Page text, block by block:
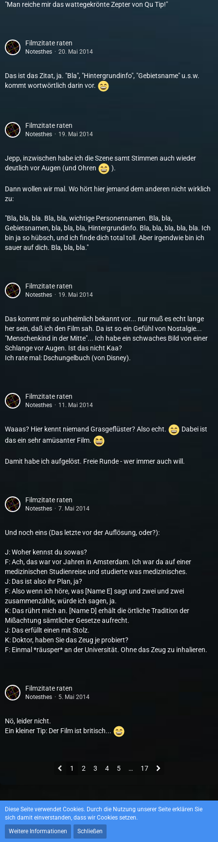
"Man reiche mir das wattegekrönte Zepter von Qu Tip!"
Filmzitate raten
Notesthes 20. Mai 2014
Das ist das Zitat, ja. "Bla", "Hintergrundinfo", "Gebietsname" u.s.w.
kommt wortwörtlich darin vor.
Filmzitate raten
Notesthes 19. Mai 2014
Jepp, inzwischen habe ich die Szene samt Stimmen auch wieder
deutlich vor Augen (und Ohren
).
Dann wollen wir mal. Wo hört hier jemand dem anderen nicht wirklich
zu:
"Bla, bla, bla. Bla, bla, wichtige Personennamen. Bla, bla,
Gebietsnamen, bla, bla, bla, Hintergrundinfo. Bla, bla, bla, bla, bla. Ich
bin ja so hübsch, und ich finde dich total toll. Aber irgendwie bin ich
sauer auf dich. Bla, bla, bla."
Filmzitate raten
Notesthes 19. Mai 2014
Das kommt mir so unheimlich bekannt vor... nur muß es echt lange
her sein, daß ich den Film sah. Da ist so ein Gefühl von Nostalgie...
"Menschenkind in der Mitte"... Ich habe ein schwaches Bild von einer
Schlange vor Augen. Ist das nicht Kaa?
Ich rate mal: Dschungelbuch (von Disney).
Filmzitate raten
Notesthes 11. Mai 2014
Waaas? Hier kennt niemand Grasgeflüster? Also echt.
Dabei ist
das ein sehr amüsanter Film.
Damit habe ich aufgelöst. Freie Runde - wer immer auch will.
Filmzitate raten
Notesthes 7. Mai 2014
Und noch eins (Das letzte vor der Auflösung, oder?):
J: Woher kennst du sowas?
F: Ach, das war vor Jahren in Amsterdam. Ich war da auf einer
medizinischen Studienreise und studierte was medizinisches.
J: Das ist also ihr Plan, ja?
F: Also wenn ich höre, was [Name E] sagt und zwei und zwei
zusammenzähle, würde ich sagen, ja.
K: Das rührt mich an. [Name D] erhält die örtliche Tradition der
Mißachtung sämtlicher Gesetze aufrecht.
J: Das erfüllt einen mit Stolz.
K: Doktor, haben Sie das Zeug je probiert?
F: Einmal *räusper* an der Universität. Ohne das Zeug zu inhalieren.
Filmzitate raten
Notesthes 5. Mai 2014
Nö, leider nicht.
Ein kleiner Tip: Der Film ist britisch...
1 2 3 4 5 … 17
Diese Seite verwendet Cookies. Durch die Nutzung unserer Seite erklären Sie
sich damit einverstanden, dass wir Cookies setzen.
Weitere Informationen
Schließen